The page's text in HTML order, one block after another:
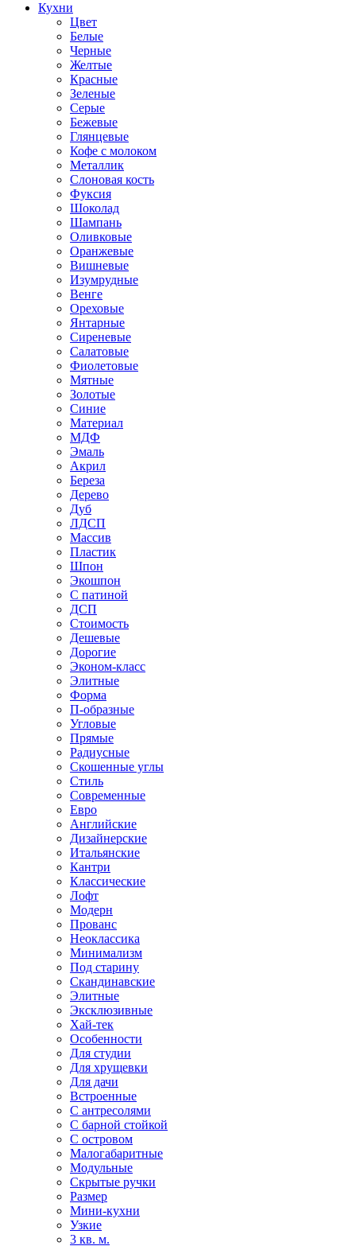
Кухни
Цвет
Белые
Черные
Желтые
Красные
Зеленые
Серые
Бежевые
Глянцевые
Кофе с молоком
Металлик
Слоновая кость
Фуксия
Шоколад
Шампань
Оливковые
Оранжевые
Вишневые
Изумрудные
Венге
Ореховые
Янтарные
Сиреневые
Салатовые
Фиолетовые
Мятные
Золотые
Синие
Материал
МДФ
Эмаль
Акрил
Береза
Дерево
Дуб
ЛДСП
Массив
Пластик
Шпон
Экошпон
С патиной
ДСП
Стоимость
Дешевые
Дорогие
Эконом-класс
Элитные
Форма
П-образные
Угловые
Прямые
Радиусные
Скошенные углы
Стиль
Современные
Евро
Английские
Дизайнерские
Итальянские
Кантри
Классические
Лофт
Модерн
Прованс
Неоклассика
Минимализм
Под старину
Скандинавские
Элитные
Эксклюзивные
Хай-тек
Особенности
Для студии
Для хрущевки
Для дачи
Встроенные
С антресолями
С барной стойкой
С островом
Малогабаритные
Модульные
Скрытые ручки
Размер
Мини-кухни
Узкие
3 кв. м.